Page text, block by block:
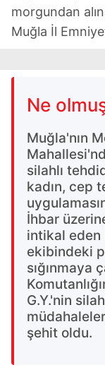
morgundan
Muğla İl
Ne
Muğla'nın
silahlı
kadın, cep
İhbar
intikal eden
ekibindeki
sığınmaya
G.Y.'nin
şehit oldu.